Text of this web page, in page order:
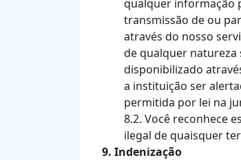
qualquer informação
transmissão de ou
através do nosso
de qualquer
disponibilizado
a instituição ser
permitida por lei na
8.2. Você reconhece
ilegal de quaisquer
9. Indenização